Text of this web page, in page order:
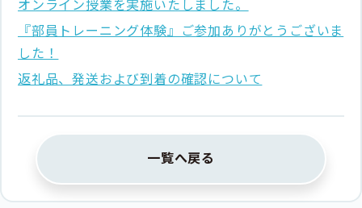
オンライン授業を実施いたしました。
『部員トレーニング体験』ご参加ありがとうございま
した！
返礼品、発送および到着の確認について
一覧へ戻る